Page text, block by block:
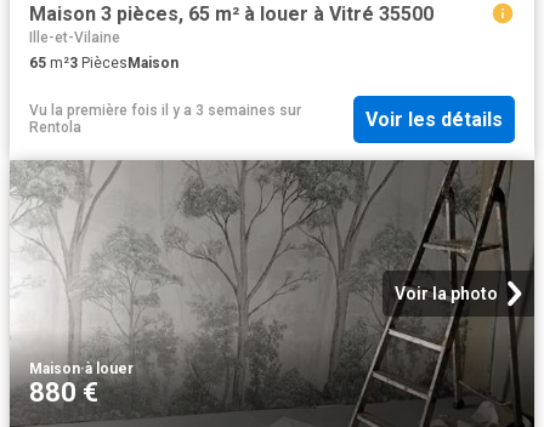
Maison 3 pièces, 65 m² à louer à Vitré 35500
Ille-et-Vilaine
65 m²3 PiècesMaison
Vu la première fois il y a 3 semaines sur
Rentola
Voir les détails
Voir la photo
Maison·à louer
880 €